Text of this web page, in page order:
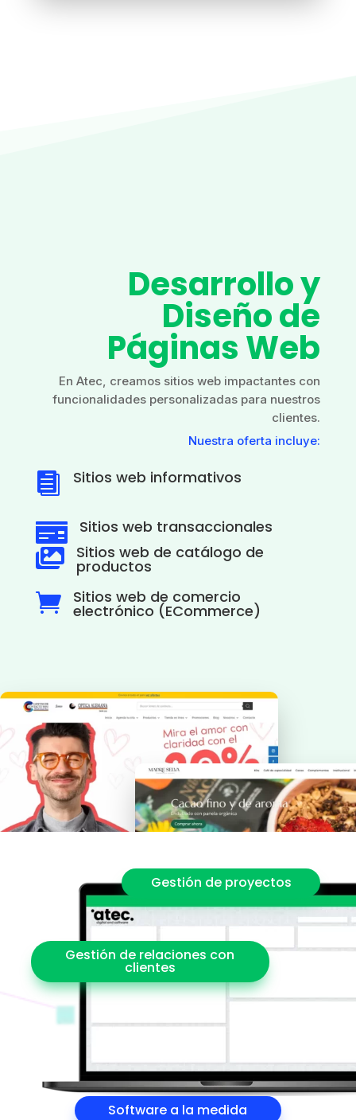
Desarrollo y
Diseño de
Páginas Web
En Atec, creamos sitios web impactantes con
funcionalidades personalizadas para nuestros
clientes.
Nuestra oferta incluye:
 Sitios web informativos
 Sitios web transaccionales
 Sitios web de catálogo de
productos
 Sitios web de comercio
electrónico (ECommerce)
Gestión de relaciones con
clientes
Gestión de proyectos
Software a la medida